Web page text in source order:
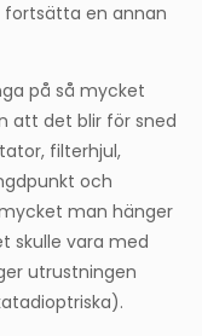
fortsätta en annan
på så mycket
att det blir för sned
filterhjul,
och
man hänger
skulle vara med
utrustningen